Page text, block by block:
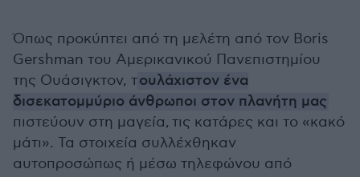
Όπως προκύπτει από τη μελέτη από τον Boris
Gershman του Αμερικανικού Πανεπιστημίου
της Ουάσιγκτον, τουλάχιστον ένα
δισεκατομμύριο άνθρωποι στον πλανήτη μας
πιστεύουν στη μαγεία, τις κατάρες και το «κακό
μάτι». Τα στοιχεία συλλέχθηκαν
αυτοπροσώπως ή μέσω τηλεφώνου από